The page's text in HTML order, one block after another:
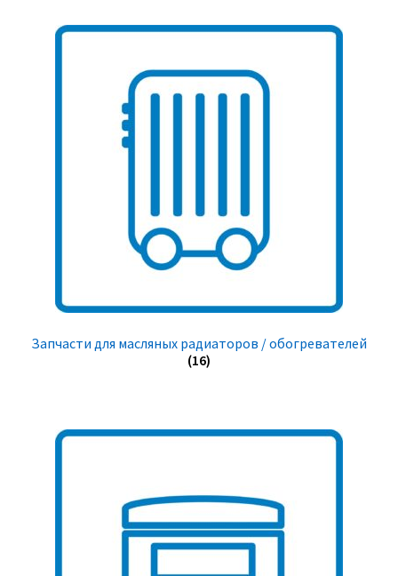
Запчасти для масляных радиаторов / обогревателей
(16)